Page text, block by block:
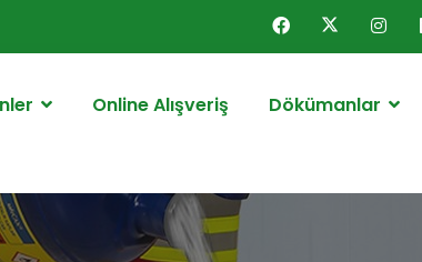
Online Alışveriş Dökümanlar